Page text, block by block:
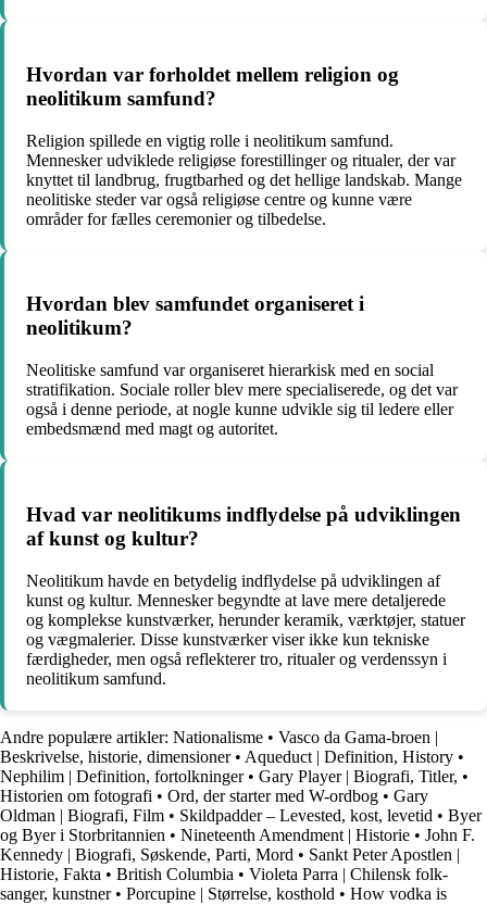
Hvordan var forholdet mellem religion og
neolitikum samfund?
Religion spillede en vigtig rolle i neolitikum samfund.
Mennesker udviklede religiøse forestillinger og ritualer, der var
knyttet til landbrug, frugtbarhed og det hellige landskab. Mange
neolitiske steder var også religiøse centre og kunne være
områder for fælles ceremonier og tilbedelse.
Hvordan blev samfundet organiseret i
neolitikum?
Neolitiske samfund var organiseret hierarkisk med en social
stratifikation. Sociale roller blev mere specialiserede, og det var
også i denne periode, at nogle kunne udvikle sig til ledere eller
embedsmænd med magt og autoritet.
Hvad var neolitikums indflydelse på udviklingen
af kunst og kultur?
Neolitikum havde en betydelig indflydelse på udviklingen af
kunst og kultur. Mennesker begyndte at lave mere detaljerede
og komplekse kunstværker, herunder keramik, værktøjer, statuer
og vægmalerier. Disse kunstværker viser ikke kun tekniske
færdigheder, men også reflekterer tro, ritualer og verdenssyn i
neolitikum samfund.
Andre populære artikler: Nationalisme • Vasco da Gama-broen |
Beskrivelse, historie, dimensioner• Aqueduct | Definition, History •
Nephilim | Definition, fortolkninger• Gary Player | Biografi, Titler, •
Historien om fotografi • Ord, der starter med W-ordbog • Gary
Oldman | Biografi, Film • Skildpadder – Levested, kost, levetid • Byer
og Byer i Storbritannien • Nineteenth Amendment | Historie • John F.
Kennedy | Biografi, Søskende, Parti, Mord • Sankt Peter Apostlen |
Historie, Fakta • British Columbia • Violeta Parra | Chilensk folk-
sanger, kunstner• Porcupine | Størrelse, kosthold • How vodka is